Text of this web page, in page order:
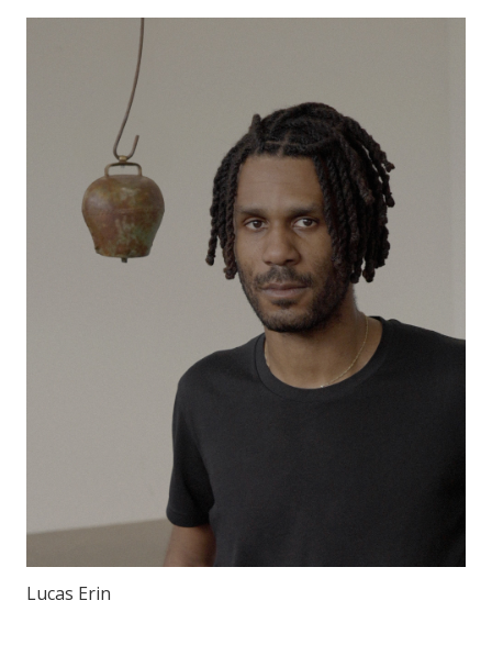
Lucas Erin